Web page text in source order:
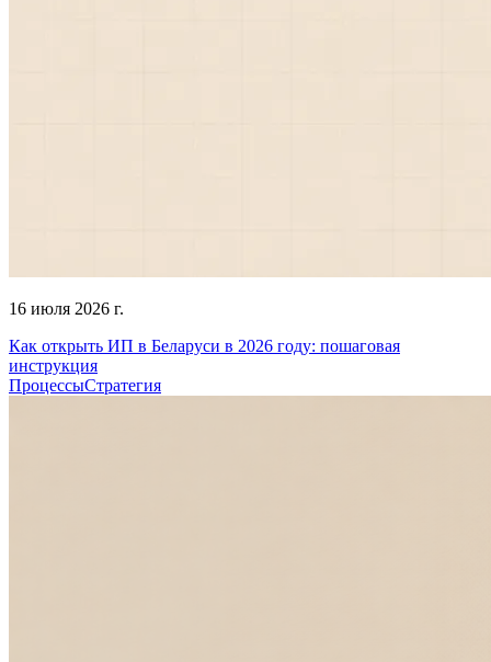
16 июля 2026 г.
Как открыть ИП в Беларуси в 2026 году: пошаговая
инструкция
ПроцессыСтратегия